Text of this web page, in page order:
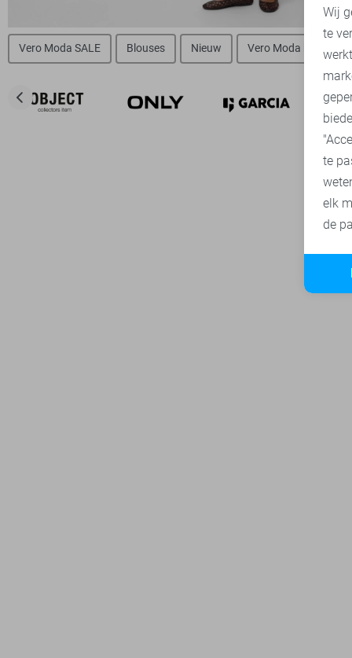
Vero Moda SALE Blouses Nieuw Vero Moda broeken
Wij
te
te
elk
de